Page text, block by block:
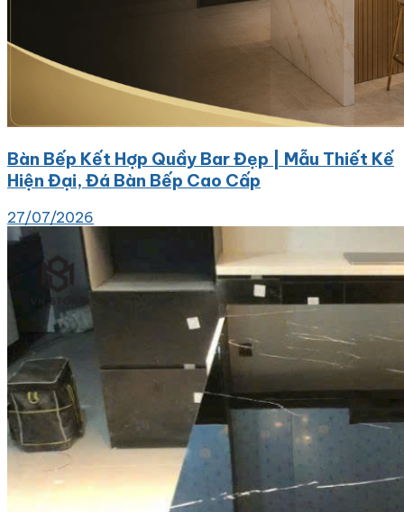
Bàn Bếp Kết Hợp Quầy Bar Đẹp | Mẫu Thiết Kế
Hiện Đại, Đá Bàn Bếp Cao Cấp
27/07/2026